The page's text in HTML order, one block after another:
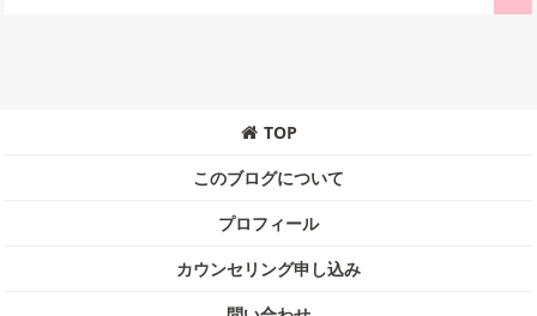
TOP
このブログについて
プロフィール
カウンセリング申し込み